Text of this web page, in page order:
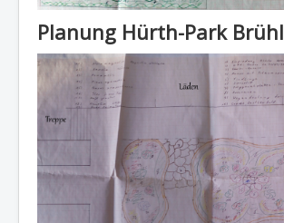
Planung Hürth-Park Brühl